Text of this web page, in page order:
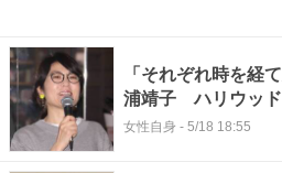
「それぞれ時を経
浦靖子 ハリウッド
支えた“朝ドラ俳優”
女性自身 - 5/18 18:55